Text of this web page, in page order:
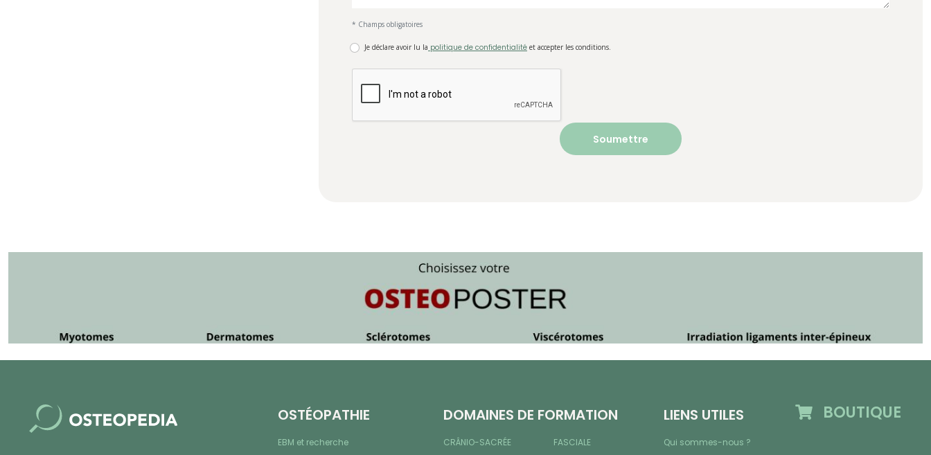
* Champs obligatoires
Je déclare avoir lu la politique de confidentialité et accepter les conditions.
OSTÉOPATHIE
EBM et recherche
DOMAINES DE FORMATION
CRÂNIO-SACRÉE FASCIALE
LIENS UTILES
Qui sommes-nous ?
BOUTIQUE